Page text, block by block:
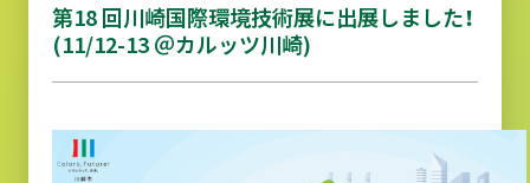
第18 回川崎国際環境技術展に出展しました！
(11/12-13 ＠カルッツ川崎)